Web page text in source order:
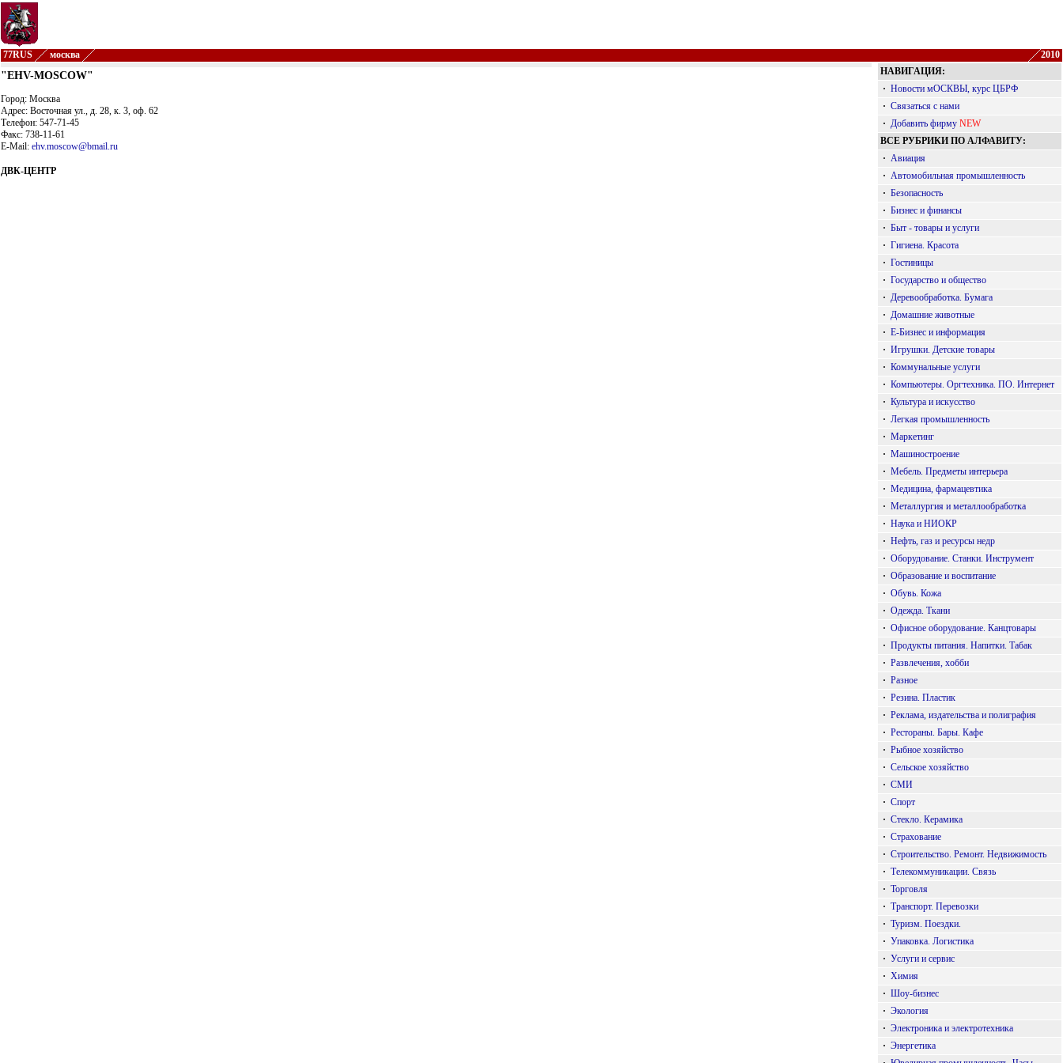
77RUS москва 2010
"EHV-MOSCOW"
Город: Москва
Адрес: Восточная ул., д. 28, к. 3, оф. 62
Телефон: 547-71-45
Факс: 738-11-61
E-Mail: ehv.moscow@bmail.ru
ДВК-ЦЕНТР
НАВИГАЦИЯ:
· Новости мОСКВЫ, курс ЦБРФ
· Связаться с нами
· Добавить фирму NEW
ВСЕ РУБРИКИ ПО АЛФАВИТУ:
· Авиация
· Автомобильная промышленность
· Безопасность
· Бизнес и финансы
· Быт - товары и услуги
· Гигиена. Красота
· Гостиницы
· Государство и общество
· Деревообработка. Бумага
· Домашние животные
· Е-Бизнес и информация
· Игрушки. Детские товары
· Коммунальные услуги
· Компьютеры. Оргтехника. ПО. Интернет
· Культура и искусство
· Легкая промышленность
· Маркетинг
· Машиностроение
· Мебель. Предметы интерьера
· Медицина, фармацевтика
· Металлургия и металлообработка
· Наука и НИОКР
· Нефть, газ и ресурсы недр
· Оборудование. Станки. Инструмент
· Образование и воспитание
· Обувь. Кожа
· Одежда. Ткани
· Офисное оборудование. Канцтовары
· Продукты питания. Напитки. Табак
· Развлечения, хобби
· Разное
· Резина. Пластик
· Реклама, издательства и полиграфия
· Рестораны. Бары. Кафе
· Рыбное хозяйство
· Сельское хозяйство
· СМИ
· Спорт
· Стекло. Керамика
· Страхование
· Строительство. Ремонт. Недвижимость
· Телекоммуникации. Связь
· Торговля
· Транспорт. Перевозки
· Туризм. Поездки.
· Упаковка. Логистика
· Услуги и сервис
· Химия
· Шоу-бизнес
· Экология
· Электроника и электротехника
· Энергетика